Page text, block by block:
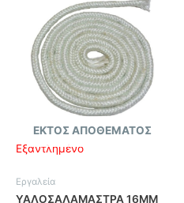
ΕΚΤΌΣ ΑΠΟΘΈΜΑΤΟΣ
Εξαντλημένο
Εργαλεία
ΥΑΛΟΣΑΛΑΜΑΣΤΡΑ 16MM